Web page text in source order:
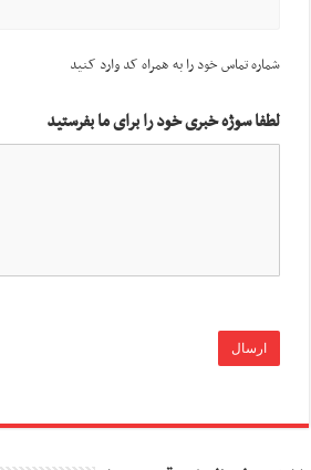
شماره تماس خود را به همراه کد وارد کنید
لطفا سوژه خبری خود را برای ما بفرستید